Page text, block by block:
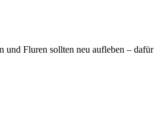
Fluren sollten neu aufleben –